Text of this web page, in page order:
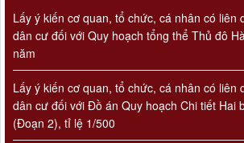
Lấy ý kiến cơ quan, tổ chức, cá nhân có liên
dân cư đối với Quy hoạch tổng thể Thủ đô
năm
Lấy ý kiến cơ quan, tổ chức, cá nhân có liên
dân cư đối với Đồ án Quy hoạch Chi tiết Hai
(Đoạn 2), tỉ lệ 1/500